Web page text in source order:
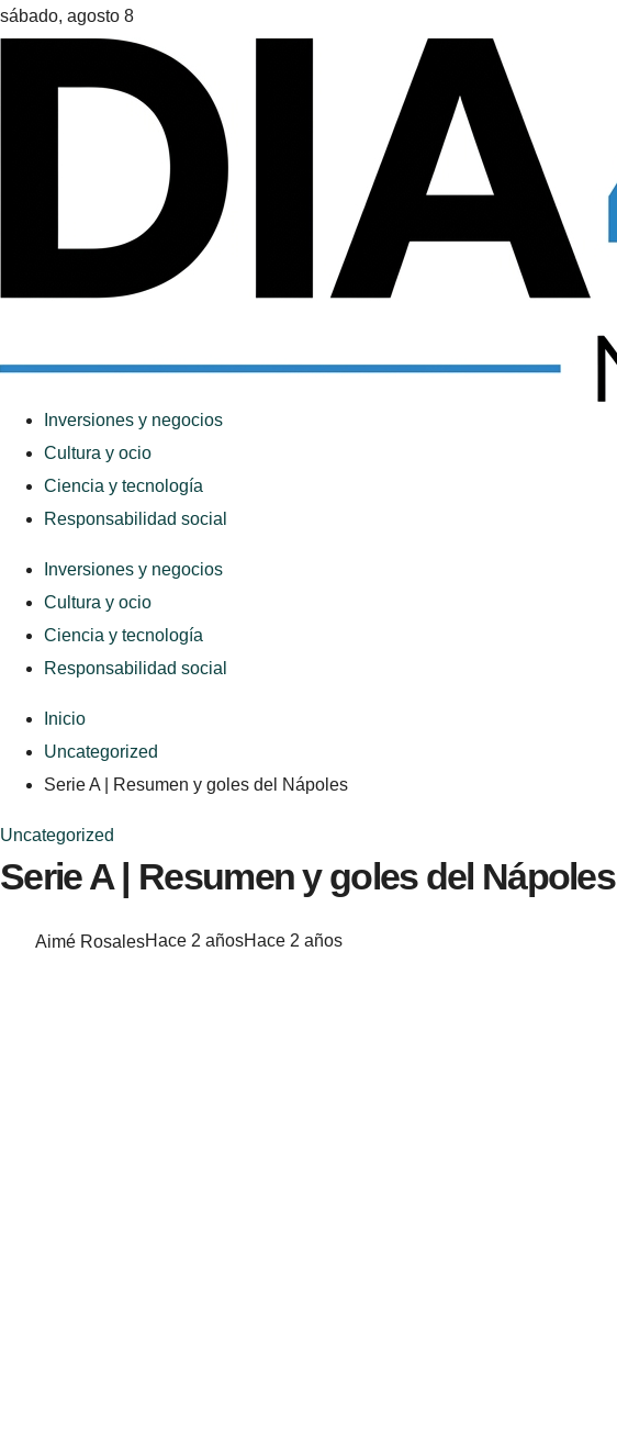
sábado, agosto 8
Inversiones y negocios
Cultura y ocio
Ciencia y tecnología
Responsabilidad social
Inversiones y negocios
Cultura y ocio
Ciencia y tecnología
Responsabilidad social
Inicio
Uncategorized
Serie A | Resumen y goles del Nápoles
Uncategorized
Serie A | Resumen y goles del Nápoles
Aimé RosalesHace 2 añosHace 2 años